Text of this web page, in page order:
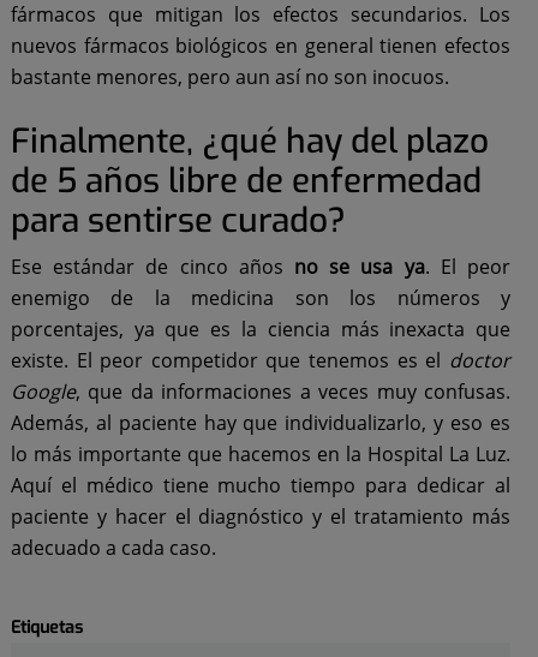
fármacos que mitigan los efectos secundarios. Los
nuevos fármacos biológicos en general tienen efectos
bastante menores, pero aun así no son inocuos.
Finalmente, ¿qué hay del plazo
de 5 años libre de enfermedad
para sentirse curado?
Ese estándar de cinco años no se usa ya. El peor
enemigo de la medicina son los números y
porcentajes, ya que es la ciencia más inexacta que
existe. El peor competidor que tenemos es el doctor
Google, que da informaciones a veces muy confusas.
Además, al paciente hay que individualizarlo, y eso es
lo más importante que hacemos en la Hospital La Luz.
Aquí el médico tiene mucho tiempo para dedicar al
paciente y hacer el diagnóstico y el tratamiento más
adecuado a cada caso.
Etiquetas